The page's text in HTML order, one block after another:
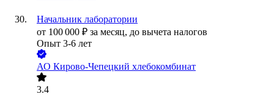
Начальник лаборатории
от 100 000 ₽ за месяц, до вычета налогов
Опыт 3-6 лет
АО Кирово-Чепецкий хлебокомбинат
3.4